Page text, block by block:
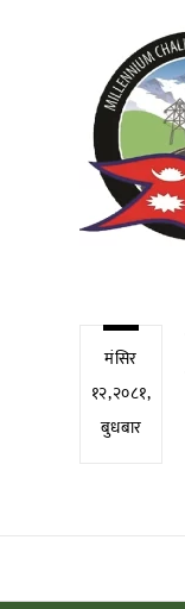
मंसिर
१२,२०८१,
बुधबार